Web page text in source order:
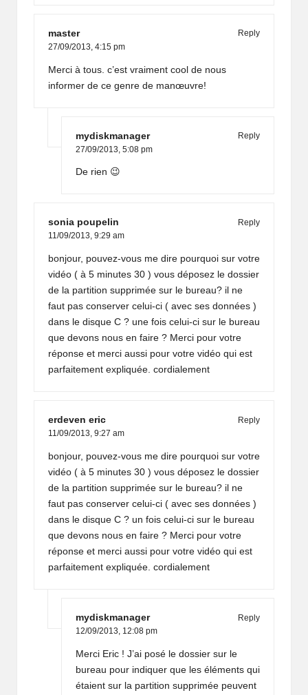
master
Reply
27/09/2013, 4:15 pm
Merci à tous. c’est vraiment cool de nous
informer de ce genre de manœuvre!
mydiskmanager
Reply
27/09/2013, 5:08 pm
De rien 😉
sonia poupelin
Reply
11/09/2013, 9:29 am
bonjour, pouvez-vous me dire pourquoi sur votre
vidéo ( à 5 minutes 30 ) vous déposez le dossier
de la partition supprimée sur le bureau? il ne
faut pas conserver celui-ci ( avec ses données )
dans le disque C ? une fois celui-ci sur le bureau
que devons nous en faire ? Merci pour votre
réponse et merci aussi pour votre vidéo qui est
parfaitement expliquée. cordialement
erdeven eric
Reply
11/09/2013, 9:27 am
bonjour, pouvez-vous me dire pourquoi sur votre
vidéo ( à 5 minutes 30 ) vous déposez le dossier
de la partition supprimée sur le bureau? il ne
faut pas conserver celui-ci ( avec ses données )
dans le disque C ? un fois celui-ci sur le bureau
que devons nous en faire ? Merci pour votre
réponse et merci aussi pour votre vidéo qui est
parfaitement expliquée. cordialement
mydiskmanager
Reply
12/09/2013, 12:08 pm
Merci Eric ! J’ai posé le dossier sur le
bureau pour indiquer que les éléments qui
étaient sur la partition supprimée peuvent